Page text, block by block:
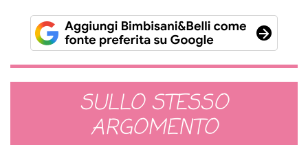
SULLO STESSO
ARGOMENTO